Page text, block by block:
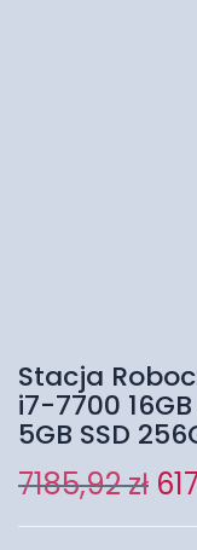
Stacja
i7-7700
5GB SSD
7185,92zł